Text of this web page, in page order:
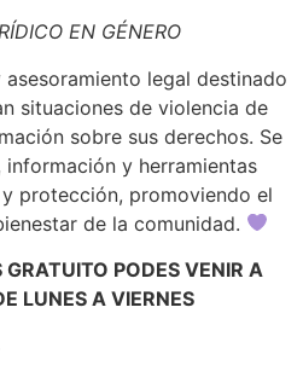
EN GÉNERO
legal destinado
situaciones de violencia de
sobre sus derechos. Se
y herramientas
protección, promoviendo el
de la comunidad.
PODES VENIR A
LUNES A VIERNES